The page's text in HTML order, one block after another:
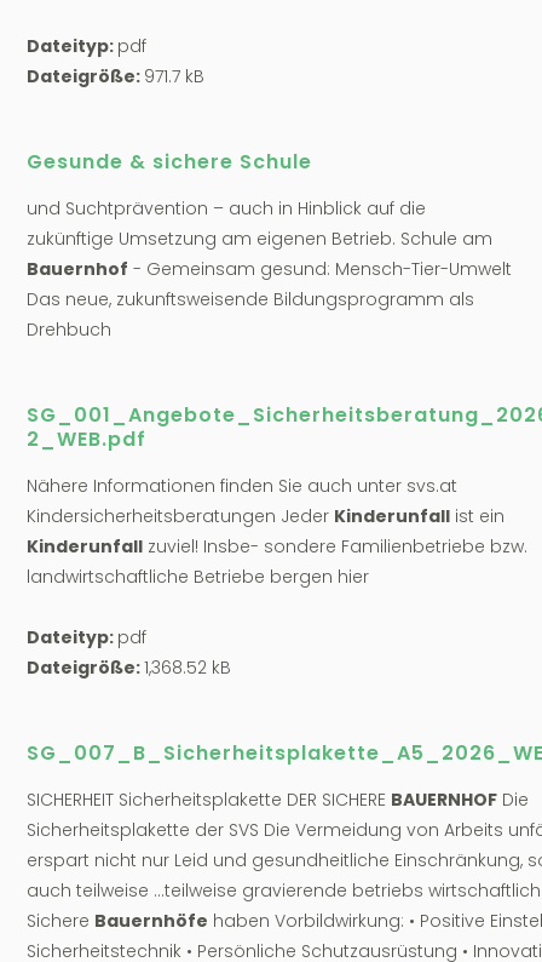
Dateityp: pdf
Dateigröße: 971.7 kB
Gesunde & sichere Schule
und Suchtprävention – auch in Hinblick auf die
zukünftige Umsetzung am eigenen Betrieb. Schule am
Bauernhof - Gemeinsam gesund: Mensch-Tier-Umwelt
Das neue, zukunftsweisende Bildungsprogramm als
Drehbuch
2_WEB.pdf
Nähere Informationen finden Sie auch unter svs.at
Kindersicherheitsberatungen Jeder Kinderunfall ist ein
Kinderunfall zuviel! Insbe- sondere Familienbetriebe bzw.
landwirtschaftliche Betriebe bergen hier
Dateityp: pdf
Dateigröße:1,368.52 kB
SICHERHEIT Sicherheitsplakette DER SICHERE BAUERNHOF Die
Sicherheitsplakette der SVS Die Vermeidung von Arbeits
erspart nicht nur Leid und gesundheitliche Einschränkung,
auch teilweise ...teilweise gravierende betriebs
Sichere Bauernhöfe haben Vorbildwirkung: • Positive
Sicherheitstechnik • Persönliche Schutzausrüstung •